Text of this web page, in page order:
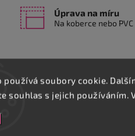
používá soubory cookie.
souhlas s jejich používáním.
Úprava na míru
Na koberce nebo PVC
Popis Podobné (8)